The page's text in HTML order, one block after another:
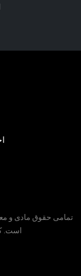
اخبار
حقوق مادی و معنوی
است. کپی رایت 2024 | طراحی و